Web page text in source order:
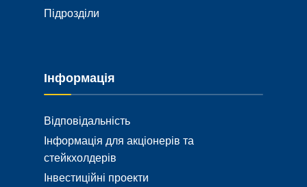
Підрозділи
Інформація
Відповідальність
Інформація для акціонерів та
стейкхолдерів
Інвестиційні проекти